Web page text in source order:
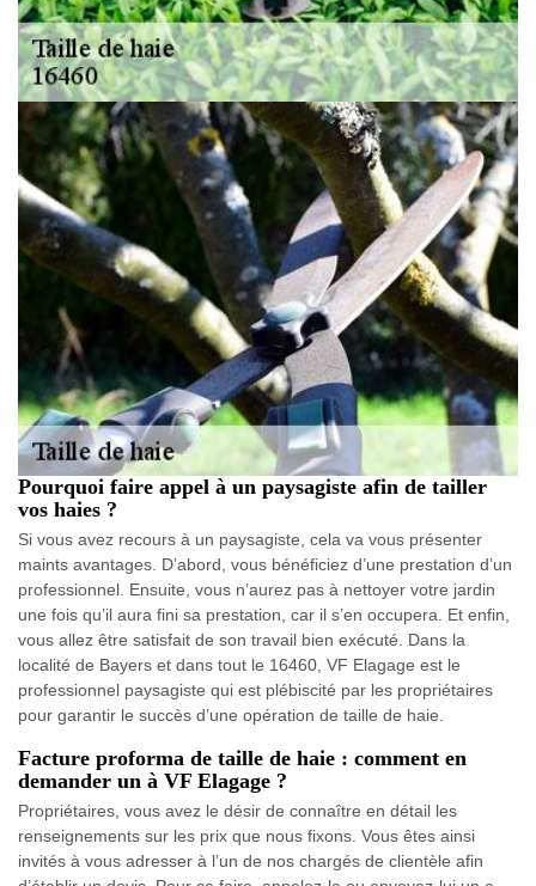
Pourquoi faire appel à un paysagiste afin de tailler
vos haies ?
Si vous avez recours à un paysagiste, cela va vous présenter
maints avantages. D’abord, vous bénéficiez d’une prestation d’un
professionnel. Ensuite, vous n’aurez pas à nettoyer votre jardin
une fois qu’il aura fini sa prestation, car il s’en occupera. Et enfin,
vous allez être satisfait de son travail bien exécuté. Dans la
localité de Bayers et dans tout le 16460, VF Elagage est le
professionnel paysagiste qui est plébiscité par les propriétaires
pour garantir le succès d’une opération de taille de haie.
Facture proforma de taille de haie : comment en
demander un à VF Elagage ?
Propriétaires, vous avez le désir de connaître en détail les
renseignements sur les prix que nous fixons. Vous êtes ainsi
invités à vous adresser à l’un de nos chargés de clientèle afin